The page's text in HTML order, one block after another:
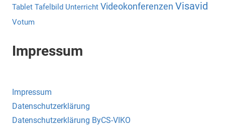
Tablet Tafelbild Unterricht Videokonferenzen Visavid
Votum
Impressum
Impressum
Datenschutzerklärung
Datenschutzerklärung ByCS-VIKO